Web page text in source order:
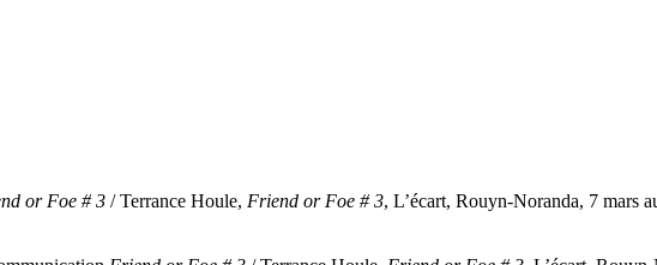
or Foe # 3 / Terrance Houle, Friend or Foe # 3, L’écart, Rouyn-Noranda, 7 mars